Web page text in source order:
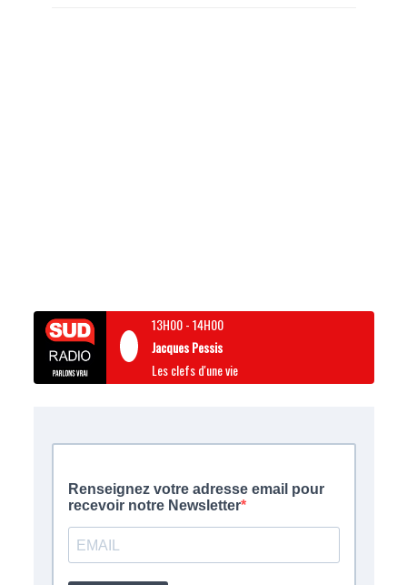
13H00-14H00
Jacques Pessis
Les clefs d'une vie